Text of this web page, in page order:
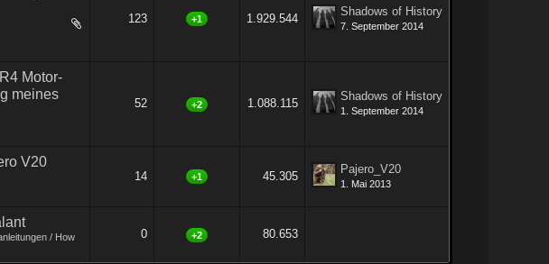
123 +1 1.929.544
Shadows of History
7. September 2014
Motor-
meines
52 +2 1.088.115
Shadows of History
1. September 2014
V20
14 +1 45.305
Pajero_V20
1. Mai 2013
/ How
0 +2 80.653